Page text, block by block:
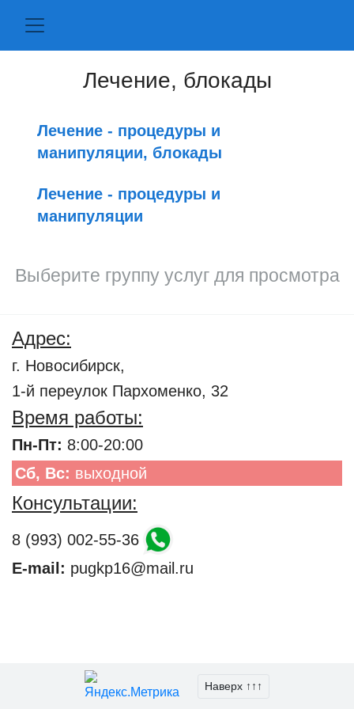
Лечение, блокады
Лечение - процедуры и
манипуляции, блокады
Лечение - процедуры и
манипуляции
Выберите группу услуг для просмотра
Адрес:
г. Новосибирск,
1-й переулок Пархоменко, 32
Время работы:
Пн-Пт: 8:00-20:00
Сб, Вс: выходной
Консультации:
8 (993) 002-55-36
E-mail: pugkp16@mail.ru
Наверх ↑↑↑